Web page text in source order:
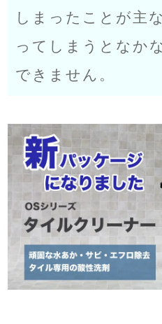
もぅ 30代 女性
2016/06/06
前回の洗剤では取れなかったの
を購入しました。
私情で家を開けてたのでずっと使
着しどんな洗剤でも取れなかっ
た(*´∀｀)ノ
浴槽もこちらの洗剤で後日洗っ
どれを使用したらいいか分から
あったら電話やメールで相談し
´∀｀)ノ
ショップからのコメント
おっしゃる通りですね。事前にご
しまったことが主
ってしまうとなか
できません。